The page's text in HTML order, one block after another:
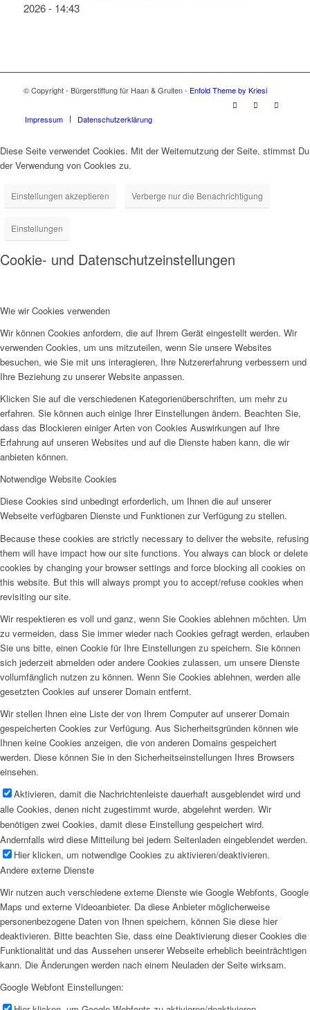
2026 - 14:43
© Copyright - Bürgerstiftung für Haan & Gruiten - Enfold Theme by Kriesi
Impressum Datenschutzerklärung
Diese Seite verwendet Cookies. Mit der Weiternutzung der Seite, stimmst Du
der Verwendung von Cookies zu.
Einstellungen akzeptieren Verberge nur die Benachrichtigung
Einstellungen
Cookie- und Datenschutzeinstellungen
Wie wir Cookies verwenden
Wir können Cookies anfordern, die auf Ihrem Gerät eingestellt werden. Wir
verwenden Cookies, um uns mitzuteilen, wenn Sie unsere Websites
besuchen, wie Sie mit uns interagieren, Ihre Nutzererfahrung verbessern und
Ihre Beziehung zu unserer Website anpassen.
Klicken Sie auf die verschiedenen Kategorienüberschriften, um mehr zu
erfahren. Sie können auch einige Ihrer Einstellungen ändern. Beachten Sie,
dass das Blockieren einiger Arten von Cookies Auswirkungen auf Ihre
Erfahrung auf unseren Websites und auf die Dienste haben kann, die wir
anbieten können.
Notwendige Website Cookies
Diese Cookies sind unbedingt erforderlich, um Ihnen die auf unserer
Webseite verfügbaren Dienste und Funktionen zur Verfügung zu stellen.
Because these cookies are strictly necessary to deliver the website, refusing
them will have impact how our site functions. You always can block or delete
cookies by changing your browser settings and force blocking all cookies on
this website. But this will always prompt you to accept/refuse cookies when
revisiting our site.
Wir respektieren es voll und ganz, wenn Sie Cookies ablehnen möchten. Um
zu vermeiden, dass Sie immer wieder nach Cookies gefragt werden, erlauben
Sie uns bitte, einen Cookie für Ihre Einstellungen zu speichern. Sie können
sich jederzeit abmelden oder andere Cookies zulassen, um unsere Dienste
vollumfänglich nutzen zu können. Wenn Sie Cookies ablehnen, werden alle
gesetzten Cookies auf unserer Domain entfernt.
Wir stellen Ihnen eine Liste der von Ihrem Computer auf unserer Domain
gespeicherten Cookies zur Verfügung. Aus Sicherheitsgründen können wie
Ihnen keine Cookies anzeigen, die von anderen Domains gespeichert
werden. Diese können Sie in den Sicherheitseinstellungen Ihres Browsers
einsehen.
Aktivieren, damit die Nachrichtenleiste dauerhaft ausgeblendet wird und
alle Cookies, denen nicht zugestimmt wurde, abgelehnt werden. Wir
benötigen zwei Cookies, damit diese Einstellung gespeichert wird.
Andernfalls wird diese Mitteilung bei jedem Seitenladen eingeblendet werden.
Hier klicken, um notwendige Cookies zu aktivieren/deaktivieren.
Andere externe Dienste
Wir nutzen auch verschiedene externe Dienste wie Google Webfonts, Google
Maps und externe Videoanbieter. Da diese Anbieter möglicherweise
personenbezogene Daten von Ihnen speichern, können Sie diese hier
deaktivieren. Bitte beachten Sie, dass eine Deaktivierung dieser Cookies die
Funktionalität und das Aussehen unserer Webseite erheblich beeinträchtigen
kann. Die Änderungen werden nach einem Neuladen der Seite wirksam.
Google Webfont Einstellungen: